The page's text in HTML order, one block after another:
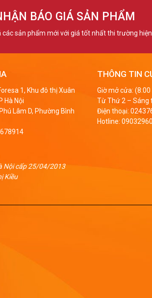
BÁO GIÁ SẢN PHẨM
các sản phẩm mới với giá tốt nhất thi trường
1, Khu đô thị Xuân
Hà Nội
Lâm D, Phường Bình
Nội cấp 25/04/2013
Kiều
THÔNG TIN
Giờ mở cửa:
Từ Thứ 2 – Sáng
Điện thoại:
Hotline: